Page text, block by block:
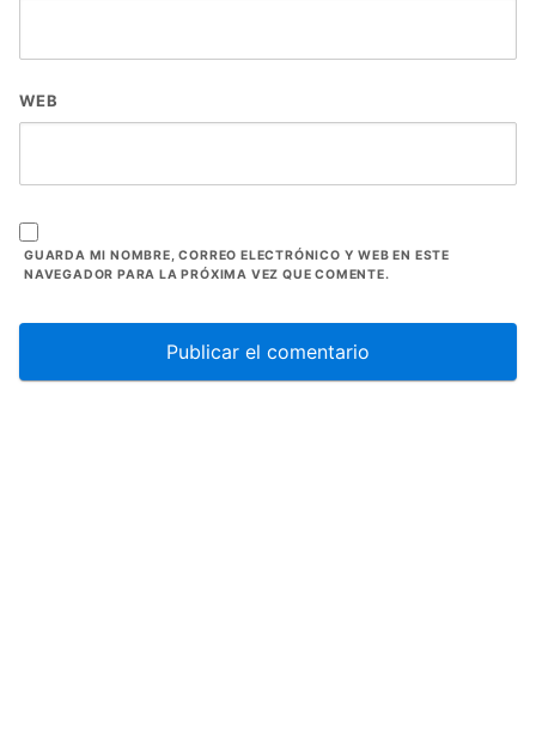
WEB
GUARDA MI NOMBRE, CORREO ELECTRÓNICO Y WEB EN ESTE
NAVEGADOR PARA LA PRÓXIMA VEZ QUE COMENTE.